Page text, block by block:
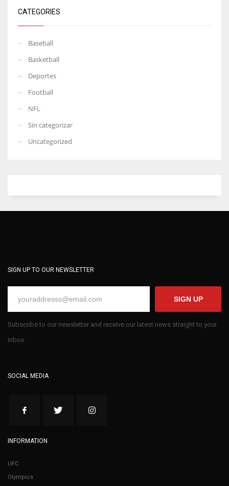
CATEGORIES
Baseball
Basketball
Deportes
Football
NFL
Sin categorizar
Uncategorized
SIGN UP TO OUR NEWSLETTER
SIGN UP
Subscribe to our newsletter and receive our latest news straight to your
inbox.
SOCIAL MEDIA
INFORMATION
UFC
Olympics